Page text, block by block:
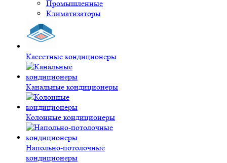
Промышленные
Климатизаторы
Кассетные кондиционеры
Канальные кондиционеры
Колонные кондиционеры
Напольно-потолочные
кондиционеры